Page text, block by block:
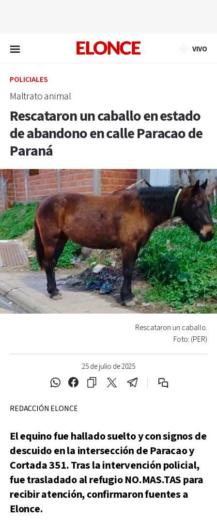
VIVO
POLICIALES
Maltrato animal
Rescataron un caballo en estado
de abandono en calle Paracao de
Paraná
25 de julio de 2025
Rescataron un caballo.
Foto: (PER)
REDACCIÓN ELONCE
El equino fue hallado suelto y con signos de
descuido en la intersección de Paracao y
Cortada 351. Tras la intervención policial,
fue trasladado al refugio NO.MAS.TAS para
recibir atención, confirmaron fuentes a
Elonce.